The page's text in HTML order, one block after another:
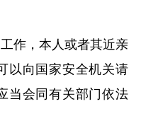
作，本人或者其近亲
以向国家安全机关请
当会同有关部门依法